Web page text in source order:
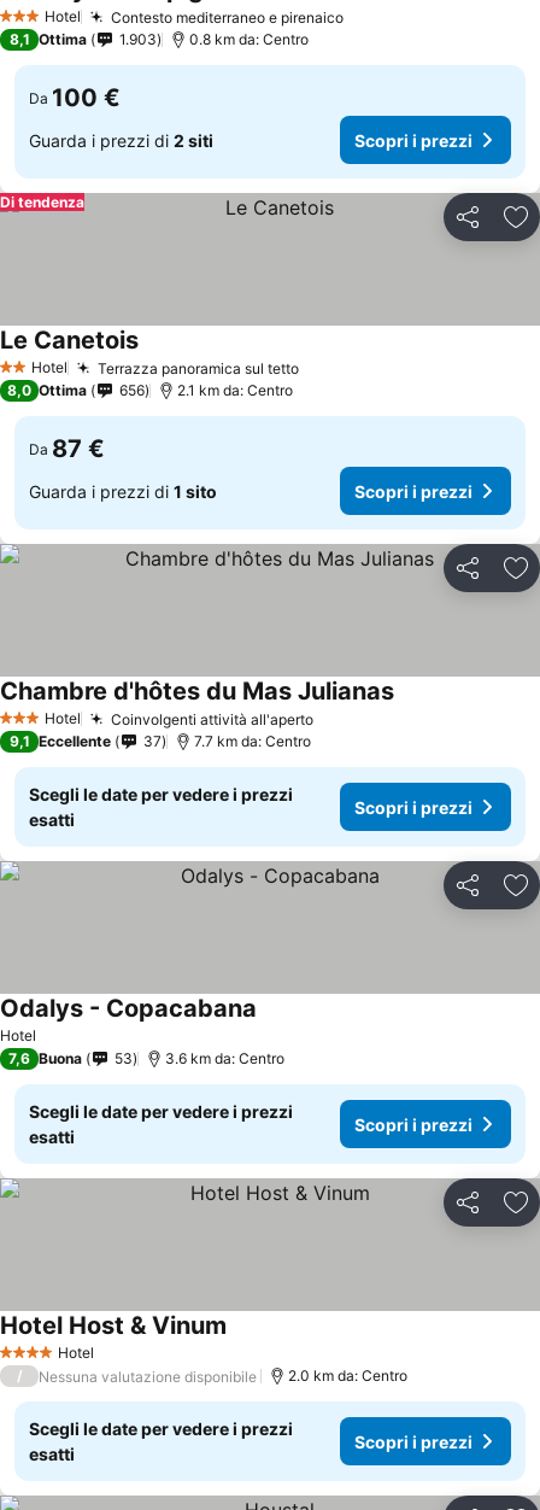
3 StelleHotel Contesto mediterraneo e pirenaicoScopri i prezzi
8,1 Ottima 1.903 0.8 km da: Centro
Da 100 €
Guarda i prezzi di 2 siti Scopri i prezzi
Condividi
Di tendenza
2 StelleHotel Terrazza panoramica sul tettoScopri i prezzi
Le CanetoisScopri i prezzi
8,0 Ottima 656 2.1 km da: Centro
Da 87 €
Guarda i prezzi di 1 sito Scopri i prezzi
Condividi
3 StelleHotel Coinvolgenti attività all'apertoScopri i prezzi
Chambre d'hôtes du Mas JulianasScopri i prezzi
9,1 Eccellente 37 7.7 km da: Centro
Scegli le date per vedere i prezzi
esatti
Scopri i prezzi
Condividi
Hotel
Odalys - Copacabana
7,6 Buona 53 3.6 km da: Centro
Scegli le date per vedere i prezzi
esatti
Scopri i prezzi
Condividi
4 Stelle Hotel
Hotel Host & Vinum
/ Nessuna valutazione disponibile 2.0 km da: Centro
Scegli le date per vedere i prezzi
esatti
Scopri i prezzi